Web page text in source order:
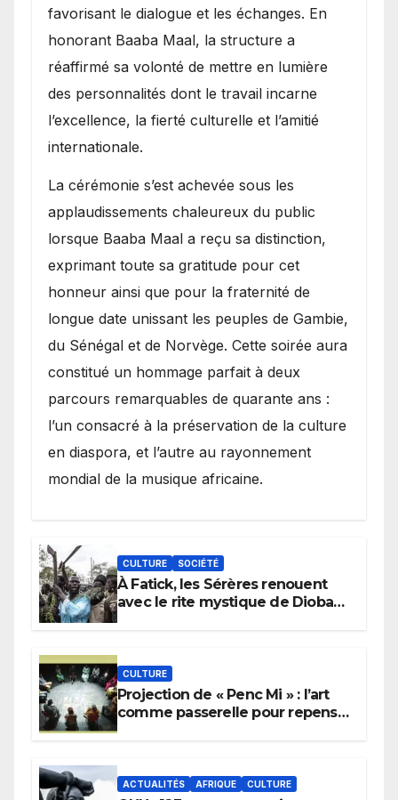
favorisant le dialogue et les échanges. En
honorant Baaba Maal, la structure a
réaffirmé sa volonté de mettre en lumière
des personnalités dont le travail incarne
l’excellence, la fierté culturelle et l’amitié
internationale.
​La cérémonie s’est achevée sous les
applaudissements chaleureux du public
lorsque Baaba Maal a reçu sa distinction,
exprimant toute sa gratitude pour cet
honneur ainsi que pour la fraternité de
longue date unissant les peuples de Gambie,
du Sénégal et de Norvège. Cette soirée aura
constitué un hommage parfait à deux
parcours remarquables de quarante ans :
l’un consacré à la préservation de la culture
en diaspora, et l’autre au rayonnement
mondial de la musique africaine.
CULTURE SOCIÉTÉ
À Fatick, les Sérères renouent
avec le rite mystique de Diobaye
CULTURE
Projection de « Penc Mi » : l’art
comme passerelle pour repenser
ACTUALITÉS AFRIQUE CULTURE